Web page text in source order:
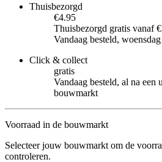
Thuisbezorgd
€4.95
Thuisbezorgd gratis vanaf
Vandaag besteld,
Click & collect
gratis
Vandaag besteld, al na
bouwmarkt
Voorraad in de bouwmarkt
Selecteer jouw bouwmarkt om de
controleren.